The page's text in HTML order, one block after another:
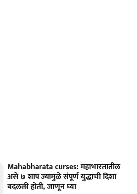
Mahabharata curses: महाभारतातील
असे ७ शाप ज्यामुळे संपूर्ण युद्धाची दिशा
बदलली होती, जाणून घ्या